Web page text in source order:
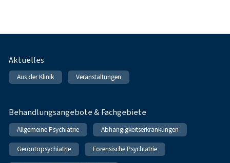
Fußnavigation
Aktuelles
Aus der Klinik Veranstaltungen
Behandlungsangebote & Fachgebiete
Allgemeine Psychiatrie Abhängigkeitserkrankungen
Gerontopsychiatrie Forensische Psychiatrie